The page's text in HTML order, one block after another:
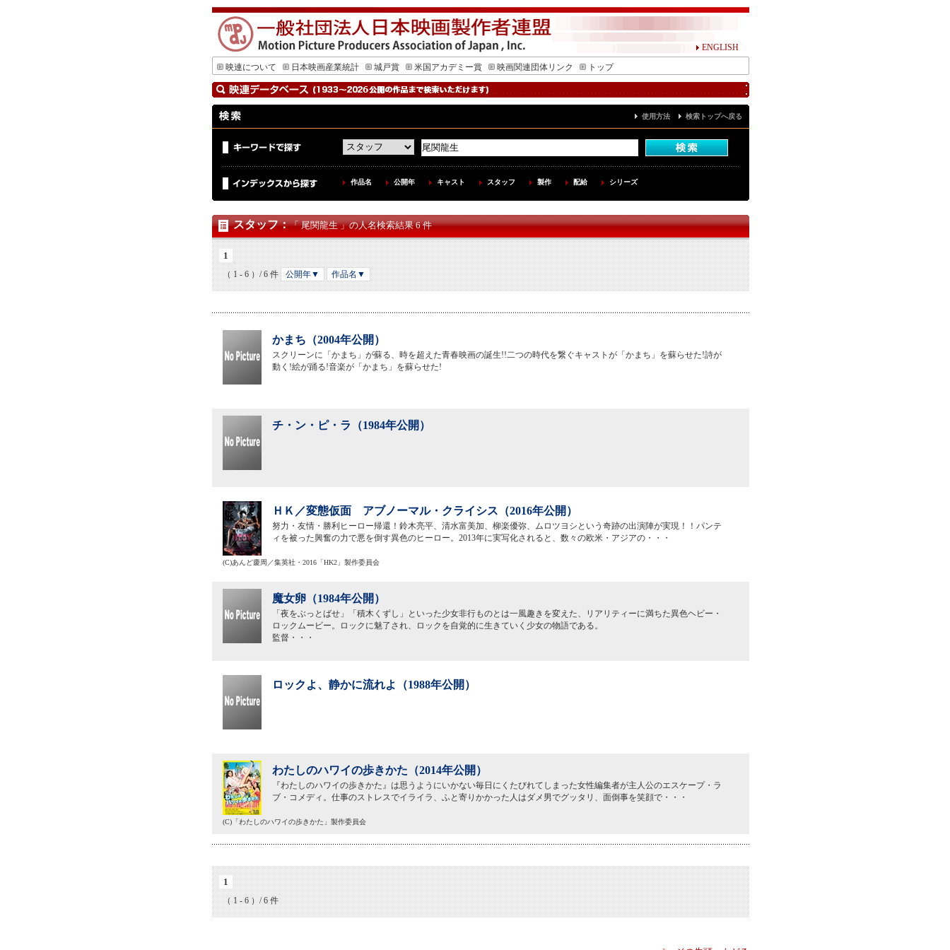
ENGLISH
映連について
日本映画産業統計 城戸賞 米国アカデミー賞 映画関連団体リンク トップ
使用方法 検索トップへ戻る
作品名 公開年 キャスト スタッフ 製作 配給 シリーズ
スタッフ：「 尾関龍生 」の人名検索結果 6 件
1
（ 1 - 6 ）/ 6 件 公開年▼ 作品名▼
かまち（2004年公開）
スクリーンに「かまち」が蘇る、時を超えた青春映画の誕生!!二つの時代を繋ぐキャストが「かまち」を蘇らせた!詩が
動く!絵が踊る!音楽が「かまち」を蘇らせた!
チ・ン・ピ・ラ（1984年公開）
ＨＫ／変態仮面 アブノーマル・クライシス（2016年公開）
努力・友情・勝利ヒーロー帰還！鈴木亮平、清水富美加、柳楽優弥、ムロツヨシという奇跡の出演陣が実現！！パンテ
ィを被った興奮の力で悪を倒す異色のヒーロー。2013年に実写化されると、数々の欧米・アジアの・・・
(C)あんど慶周／集英社・2016「HK2」製作委員会
魔女卵（1984年公開）
「夜をぶっとばせ」「積木くずし」といった少女非行ものとは一風趣きを変えた、リアリティーに満ちた異色ヘビー・
ロックムービー。ロックに魅了され、ロックを自覚的に生きていく少女の物語である。
監督・・・
ロックよ、静かに流れよ（1988年公開）
わたしのハワイの歩きかた（2014年公開）
『わたしのハワイの歩きかた』は思うようにいかない毎日にくたびれてしまった女性編集者が主人公のエスケープ・ラ
ブ・コメディ。仕事のストレスでイライラ、ふと寄りかかった人はダメ男でグッタリ、面倒事を笑顔で・・・
(C)「わたしのハワイの歩きかた」製作委員会
1
（ 1 - 6 ）/ 6 件